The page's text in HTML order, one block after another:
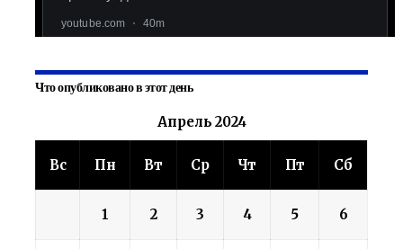
Что опубликовано в этот день
Апрель 2024
Вс Пн Вт Ср Чт Пт Сб
1 2 3 4 5 6